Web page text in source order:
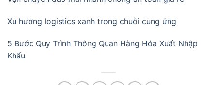
Xu hướng logistics xanh trong chuỗi cung ứng
5 Bước Quy Trình Thông Quan Hàng Hóa Xuất Nhập
Khẩu